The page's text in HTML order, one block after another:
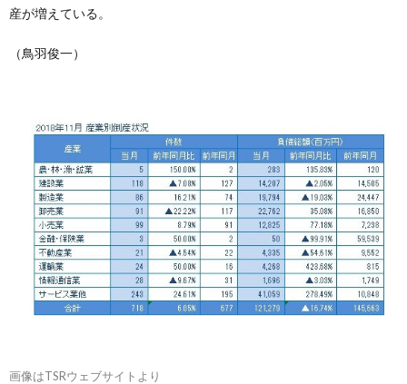
産が増えている。
（鳥羽俊一）
画像はTSRウェブサイトより